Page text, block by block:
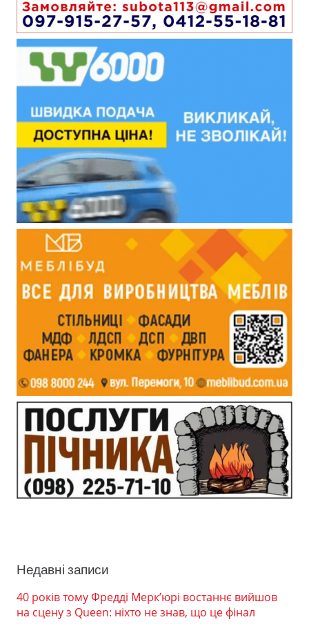
Недавні записи
40 років тому Фредді Мерк’юрі востаннє вийшов
на сцену з Queen: ніхто не знав, що це фінал